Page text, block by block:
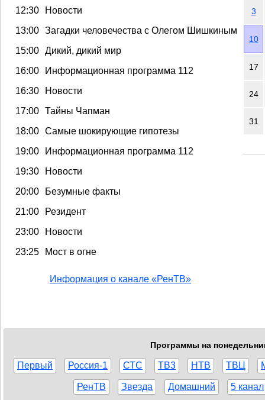
12:30
Новости
13:00 Загадки человечества с Олегом Шишкиным
15:00 Дикий, дикий мир
16:00
Информационная программа 112
16:30
Новости
17:00 Тайны Чапман
18:00 Самые шокирующие гипотезы
19:00
Информационная программа 112
19:30
Новости
20:00
Безумные факты
21:00
Резидент
23:00
Новости
23:25
Мост в огне
Информация о канале «РенТВ»
3
10
17
24
31
Программы на
Первый Россия-1 СТС ТВ3 НТВ ТВЦ
РенТВ Звезда Домашний 5 канал